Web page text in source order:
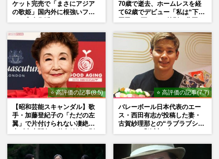
ケット完売で「まさにアジア
の歌姫」国内外に根強いファ
70歳で逝去、ホームレスを経
て62歳でデビュー「私は“下級
⭐ 高評価の記事(8.5)
【昭和芸能スキャンダル】歌
手・加藤登紀子の「ただの左
翼」で片付けられない凄絶半
⭐ 高評価の記事(7.7)
バレーボール日本代表のエー
ス・西田有志が投稿した妻・
古賀紗理那との“ラブラブショ
判殺到の理由